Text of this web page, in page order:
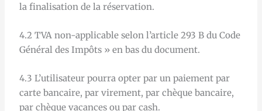
la finalisation de la réservation.
4.2 TVA non-applicable selon l’article 293 B du Code
Général des Impôts » en bas du document.
4.3 L’utilisateur pourra opter par un paiement par
carte bancaire, par virement, par chèque bancaire,
par chèque vacances ou par cash.